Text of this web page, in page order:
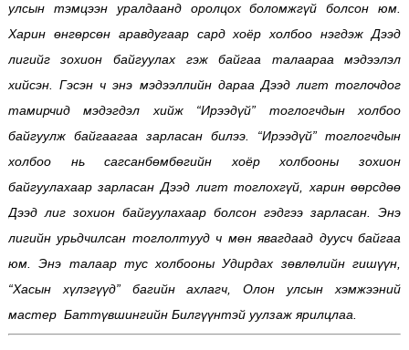
улсын тэмцээн уралдаанд оролцох боломжгүй болсон юм.
Харин өнгөрсөн аравдугаар сард хоёр холбоо нэгдэж Дээд
лигийг зохион байгуулах гэж байгаа талаараа мэдээлэл
хийсэн. Гэсэн ч энэ мэдээллийн дараа Дээд лигт тоглочдог
тамирчид мэдэгдэл хийж “Ирээдүй” тоглогчдын холбоо
байгуулж байгаагаа зарласан билээ. “Ирээдүй” тоглогчдын
холбоо нь сагсанбөмбөгийн хоёр холбооны зохион
байгуулахаар зарласан Дээд лигт тоглохгүй, харин өөрсдөө
Дээд лиг зохион байгуулахаар болсон гэдгээ зарласан. Энэ
лигийн урьдчилсан тоглолтууд ч мөн явагдаад дуусч байгаа
юм. Энэ талаар тус холбооны Удирдах зөвлөлийн гишүүн,
“Хасын хүлэгүүд” багийн ахлагч, Олон улсын хэмжээний
мастер Баттүвшингийн Билгүүнтэй уулзаж ярилцлаа.